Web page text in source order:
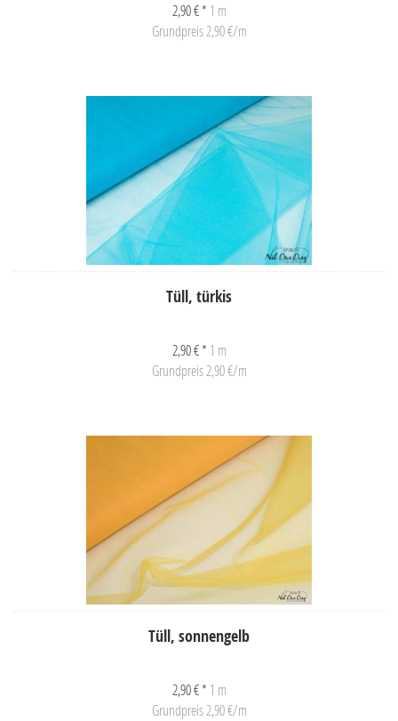
2,90 € * 1 m
Grundpreis 2,90 €/m
Tüll, türkis
2,90 € * 1 m
Grundpreis 2,90 €/m
Tüll, sonnengelb
2,90 € * 1 m
Grundpreis 2,90 €/m